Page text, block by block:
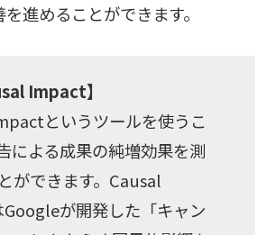
進めることができます。
Impact】
というツールを使うこ
による成果の純増効果を測
ができます。Causal
が開発した「キャン